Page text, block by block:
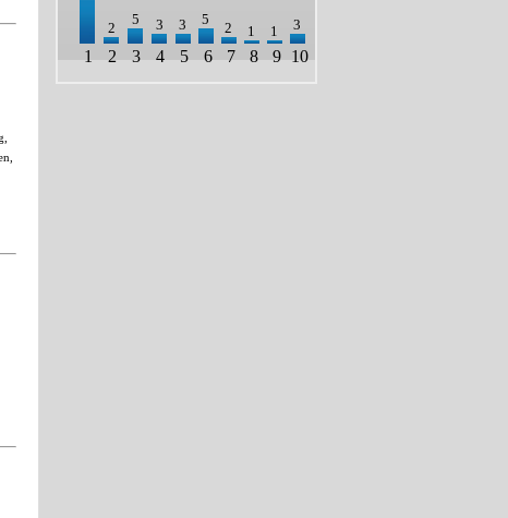
2
5 3 3 5
2 1 1 3
1 2 3 4 5 6 7 8 9 10